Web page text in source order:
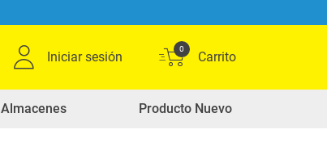
Iniciar sesión
0
Almacenes Producto Nuevo